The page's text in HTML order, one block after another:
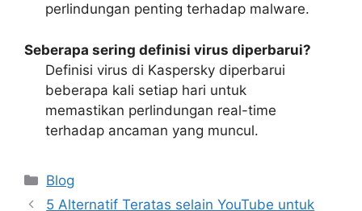
perlindungan penting terhadap malware.
Seberapa sering definisi virus diperbarui?
Definisi virus di Kaspersky diperbarui
beberapa kali setiap hari untuk
memastikan perlindungan real-time
terhadap ancaman yang muncul.
Categories
Blog
5 Alternatif Teratas selain YouTube untuk